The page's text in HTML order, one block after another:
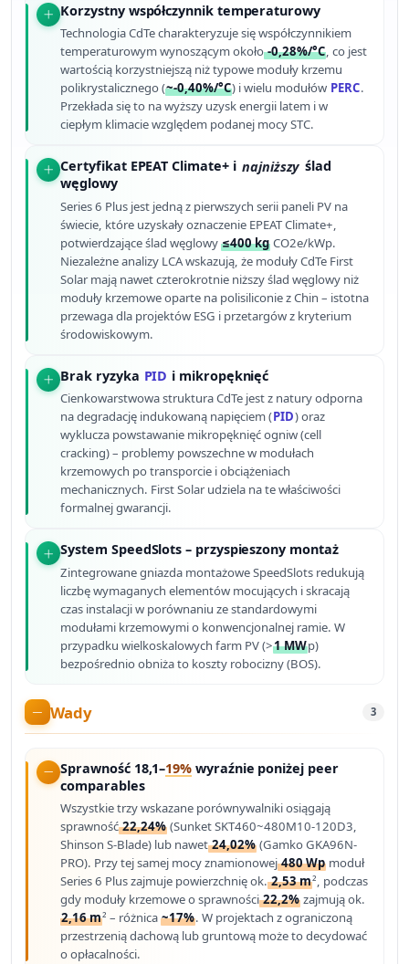
Korzystny współczynnik temperaturowy
Technologia CdTe charakteryzuje się współczynnikiem
temperaturowym wynoszącym około-0,28%/°C, co jest
wartością korzystniejszą niż typowe moduły krzemu
polikrystalicznego (~-0,40%/°C) i wielu modułów PERC.
Przekłada się to na wyższy uzysk energii latem i w
ciepłym klimacie względem podanej mocy STC.
Certyfikat EPEAT Climate+ i najniższy ślad
węglowy
Series 6 Plus jest jedną z pierwszych serii paneli PV na
świecie, które uzyskały oznaczenie EPEAT Climate+,
potwierdzające ślad węglowy≤400 kg CO2e/kWp.
Niezależne analizy LCA wskazują, że moduły CdTe First
Solar mają nawet czterokrotnie niższy ślad węglowy niż
moduły krzemowe oparte na polisiliconie z Chin – istotna
przewaga dla projektów ESG i przetargów z kryterium
środowiskowym.
Brak ryzyka PID i mikropęknięć
Cienkowarstwowa struktura CdTe jest z natury odporna
na degradację indukowaną napięciem (PID) oraz
wyklucza powstawanie mikropęknięć ogniw (cell
cracking) – problemy powszechne w modułach
krzemowych po transporcie i obciążeniach
mechanicznych. First Solar udziela na te właściwości
formalnej gwarancji.
System SpeedSlots – przyspieszony montaż
Zintegrowane gniazda montażowe SpeedSlots redukują
liczbę wymaganych elementów mocujących i skracają
czas instalacji w porównaniu ze standardowymi
modułami krzemowymi o konwencjonalnej ramie. W
przypadku wielkoskalowych farm PV (>1 MWp)
bezpośrednio obniża to koszty robocizny (BOS).
Wady 3
Sprawność 18,1–19% wyraźnie poniżej peer
comparables
Wszystkie trzy wskazane porównywalniki osiągają
sprawność22,24% (Sunket SKT460~480M10-120D3,
Shinson S-Blade) lub nawet24,02% (Gamko GKA96N-
PRO). Przy tej samej mocy znamionowej480 Wp moduł
Series 6 Plus zajmuje powierzchnię ok.2,53 m², podczas
gdy moduły krzemowe o sprawności22,2% zajmują ok.
2,16 m² – różnica~17%. W projektach z ograniczoną
przestrzenią dachową lub gruntową może to decydować
o opłacalności.